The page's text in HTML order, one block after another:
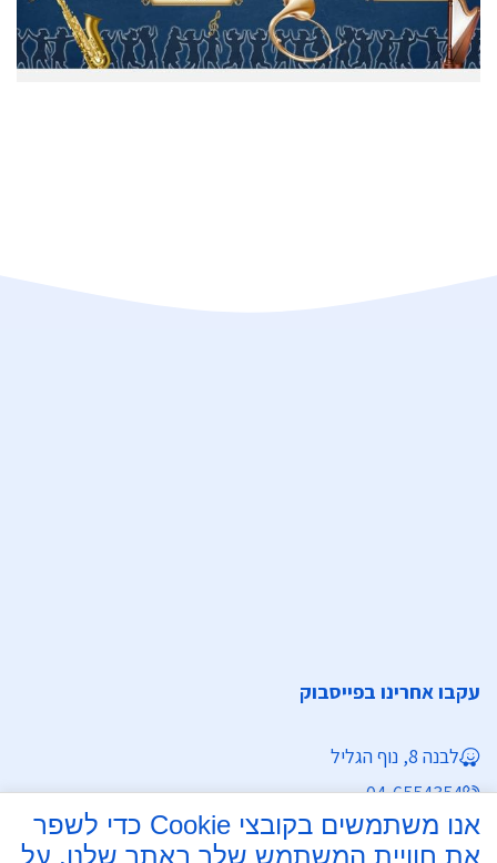
עקבו אחרינו בפייסבוק
לבנה 8, נוף הגליל
04-6554354
Mdnh@Mdnh.org.il
אנו משתמשים בקובצי Cookie כדי לשפר
את חוויית המשתמש שלך באתר שלנו. על